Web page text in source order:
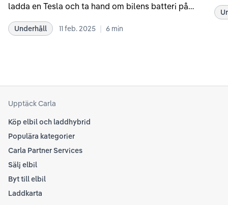
ladda en Tesla och ta hand om bilens batteri på
rekommendationer samt våra egna erfarenheter
Underhåll 11 feb. 2025 | 6 min
att
Upptäck Carla
Köp elbil och laddhybrid
Populära kategorier
Carla Partner Services
Sälj elbil
Byt till elbil
Laddkarta